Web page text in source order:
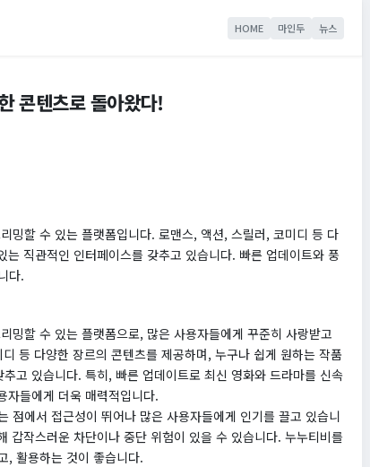
HOME 마인두 뉴스
콘텐츠로 돌아왔다!
밍할 수 있는 플랫폼입니다. 로맨스, 액션, 스릴러, 코미디 등 다
직관적인 인터페이스를 갖추고 있습니다. 빠른 업데이트와 풍
다.
밍할 수 있는 플랫폼으로, 많은 사용자들에게 꾸준히 사랑받고
등 다양한 장르의 콘텐츠를 제공하며, 누구나 쉽게 원하는 작품
고 있습니다. 특히, 빠른 업데이트로 최신 영화와 드라마를 신속
자들에게 더욱 매력적입니다.
점에서 접근성이 뛰어나 많은 사용자들에게 인기를 끌고 있습니
갑작스러운 차단이나 중단 위험이 있을 수 있습니다. 누누티비를
, 활용하는 것이 좋습니다.